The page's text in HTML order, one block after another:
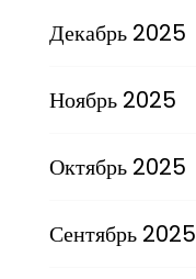
Декабрь 2025
Ноябрь 2025
Октябрь 2025
Сентябрь 2025